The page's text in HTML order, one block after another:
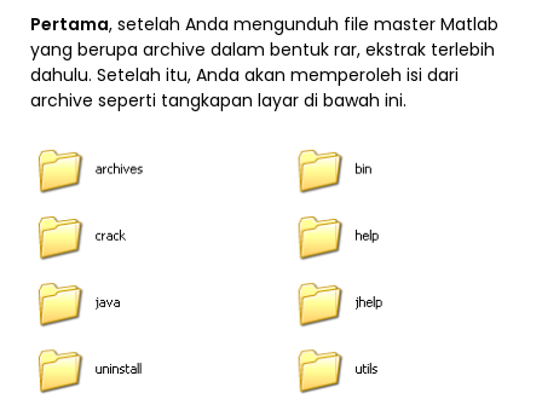
Pertama, setelah Anda mengunduh file master Matlab
yang berupa archive dalam bentuk rar, ekstrak terlebih
dahulu. Setelah itu, Anda akan memperoleh isi dari
archive seperti tangkapan layar di bawah ini.